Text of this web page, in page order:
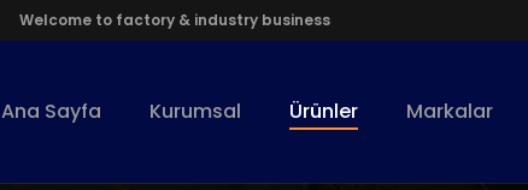
Welcome to factory & industry business
Ana Sayfa Kurumsal Ürünler Markalar